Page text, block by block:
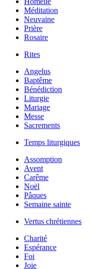
Méditation
Neuvaine
Prière
Rosaire
Rites
Angelus
Baptême
Bénédiction
Liturgie
Mariage
Messe
Sacrements
Temps liturgiques
Assomption
Avent
Carême
Noël
Pâques
Semaine sainte
Vertus chrétiennes
Charité
Espérance
Foi
Joie